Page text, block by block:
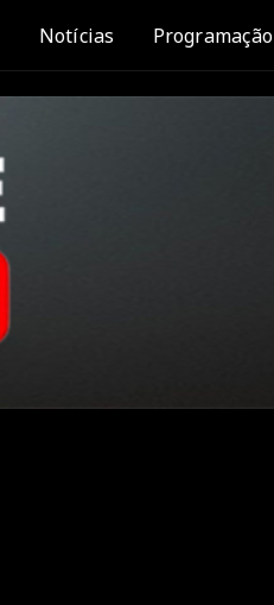
Notícias Programação